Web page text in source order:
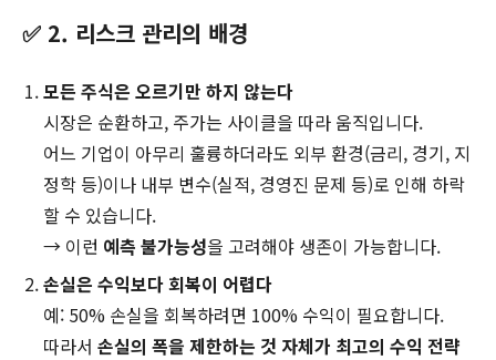
✅ 2. 리스크 관리의 배경
모든 주식은 오르기만 하지 않는다
시장은 순환하고, 주가는 사이클을 따라 움직입니다.
어느 기업이 아무리 훌륭하더라도 외부 환경(금리, 경기, 지
정학 등)이나 내부 변수(실적, 경영진 문제 등)로 인해 하락
할 수 있습니다.
→ 이런 예측 불가능성을 고려해야 생존이 가능합니다.
손실은 수익보다 회복이 어렵다
예: 50% 손실을 회복하려면 100% 수익이 필요합니다.
따라서 손실의 폭을 제한하는 것 자체가 최고의 수익 전략